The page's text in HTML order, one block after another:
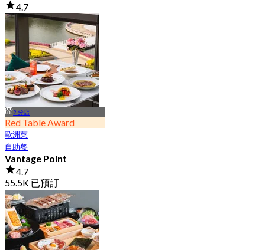
4.7
91.1K 已預訂
起 ฿ 999
2 分店
Red Table Award
歐洲菜
自助餐
Vantage Point
4.7
55.5K 已預訂
起฿ 399